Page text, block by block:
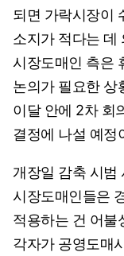
되면 가락시장이
소지가 적다는 데
시장도매인 측은
논의가 필요한 상
이달 안에 2차 회
결정에 나설 예정
개장일 감축 시범
시장도매인들은
적용하는 건 어불
각자가 공영도매